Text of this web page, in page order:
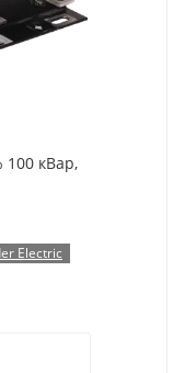
100 кВар,
Electric